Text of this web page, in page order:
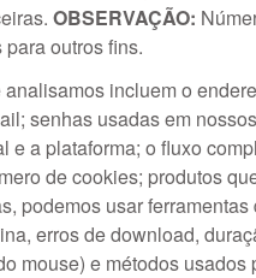
OBSERVAÇÃO:
outros fins.
incluem o
senhas usadas em
e a plataforma; o fluxo
de cookies; produtos
podemos usar ferramentas
erros de download,
mouse) e métodos usados